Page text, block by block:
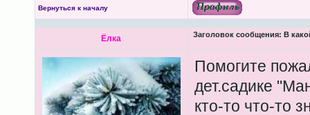
Вернуться к началу
Ёлка Заголовок сообщения: В
Помогите
дет.садике
кто-то что-то